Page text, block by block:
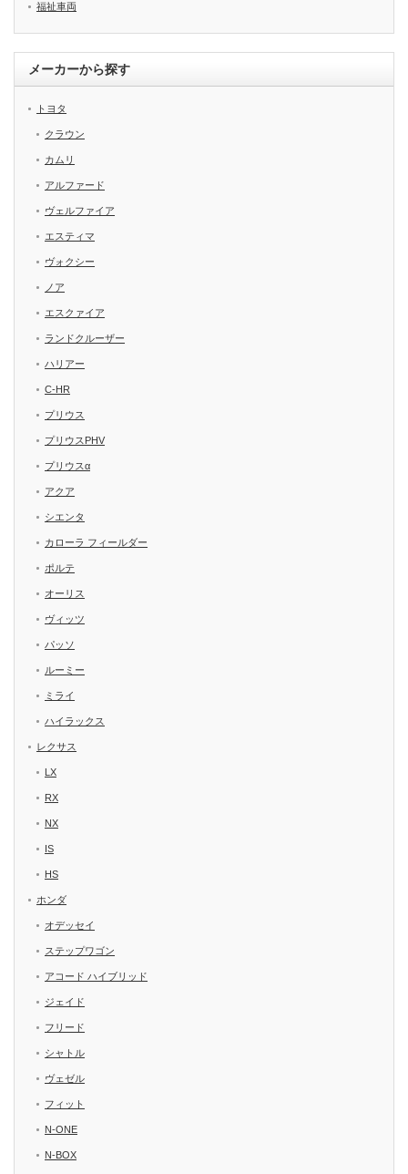
福祉車両
メーカーから探す
トヨタ
クラウン
カムリ
アルファード
ヴェルファイア
エスティマ
ヴォクシー
ノア
エスクァイア
ランドクルーザー
ハリアー
C-HR
プリウス
プリウスPHV
プリウスα
アクア
シエンタ
カローラ フィールダー
ポルテ
オーリス
ヴィッツ
パッソ
ルーミー
ミライ
ハイラックス
レクサス
LX
RX
NX
IS
HS
ホンダ
オデッセイ
ステップワゴン
アコード ハイブリッド
ジェイド
フリード
シャトル
ヴェゼル
フィット
N-ONE
N-BOX